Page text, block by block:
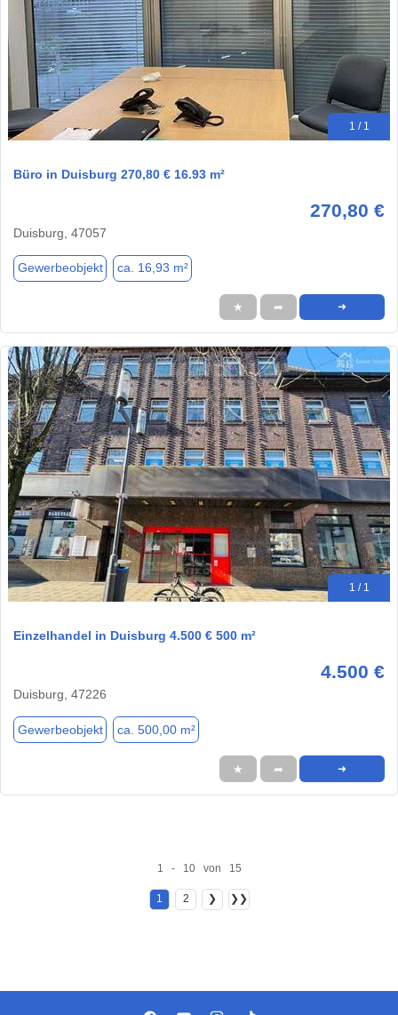
1 / 1
Büro in Duisburg 270,80 € 16.93 m²
270,80 €
Duisburg, 47057
Gewerbeobjekt ca. 16,93 m²
★ ➦ ➜
1 / 1
Einzelhandel in Duisburg 4.500 € 500 m²
4.500 €
Duisburg, 47226
Gewerbeobjekt ca. 500,00 m²
★ ➦ ➜
1 - 10 von 15
1 2 ❯ ❯❯